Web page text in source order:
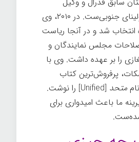
دادگستری از کارولینای جنوبی‌ست. در ۲۰۱۰، وی
شد و در آنجا ریاست
مجلس نمایندگان و
را بر عهده داشت. وی با
پرفروش‌ترین کتاب
متحد
[Unified] را نوشت.
ما باعث امیدواری برای